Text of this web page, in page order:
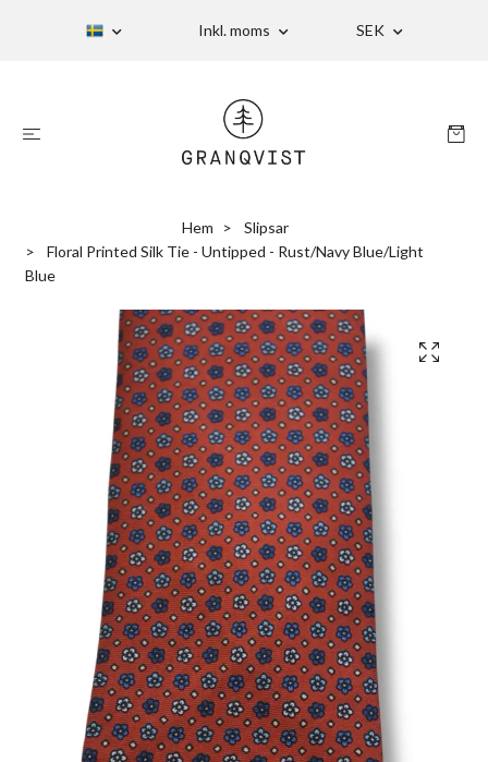
Inkl. moms SEK
Hem
Slipsar
Floral Printed Silk Tie - Untipped - Rust/Navy Blue/Light
Blue